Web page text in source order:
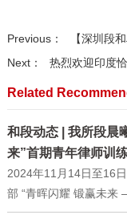
Previous：
【深圳段
Next：
热烈欢迎印度
Related
和段动态 | 我所段晨
来”首期青年律师训
2024年11月14日至16
部 “青晖闪耀 锻赢未来